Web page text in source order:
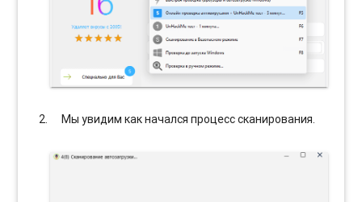
Мы увидим как начался процесс сканирования.